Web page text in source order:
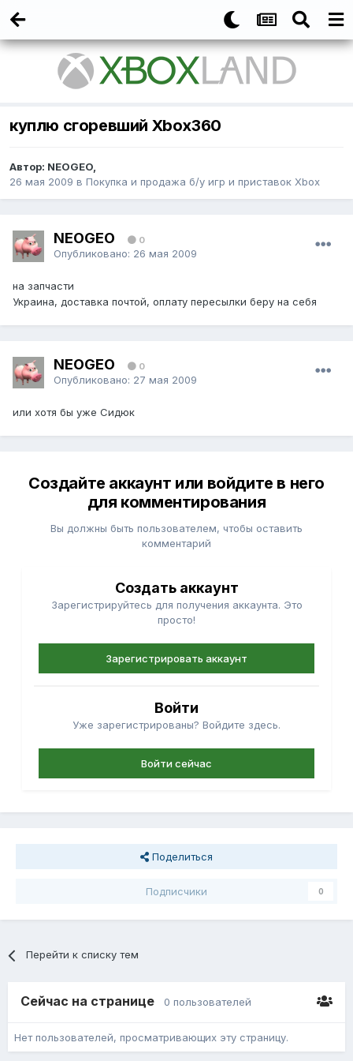
куплю сгоревший Xbox360
Автор: NEOGEO,
26 мая 2009 в Покупка и продажа б/у игр и приставок Xbox
NEOGEO 0
Опубликовано: 26 мая 2009
на запчасти
Украина, доставка почтой, оплату пересылки беру на себя
NEOGEO 0
Опубликовано: 27 мая 2009
или хотя бы уже Сидюк
Создайте аккаунт или войдите в него
для комментирования
Вы должны быть пользователем, чтобы оставить
комментарий
Создать аккаунт
Зарегистрируйтесь для получения аккаунта. Это
просто!
Зарегистрировать аккаунт
Войти
Уже зарегистрированы? Войдите здесь.
Войти сейчас
Поделиться
Подписчики 0
Перейти к списку тем
Сейчас на странице 0 пользователей
Нет пользователей, просматривающих эту страницу.